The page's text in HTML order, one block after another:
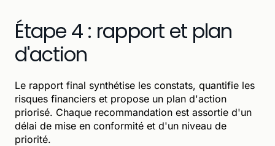
Étape 4 : rapport et plan
d'action
Le rapport final synthétise les constats, quantifie les
risques financiers et propose un plan d'action
priorisé. Chaque recommandation est assortie d'un
délai de mise en conformité et d'un niveau de
priorité.